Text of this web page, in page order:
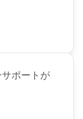
ポートが